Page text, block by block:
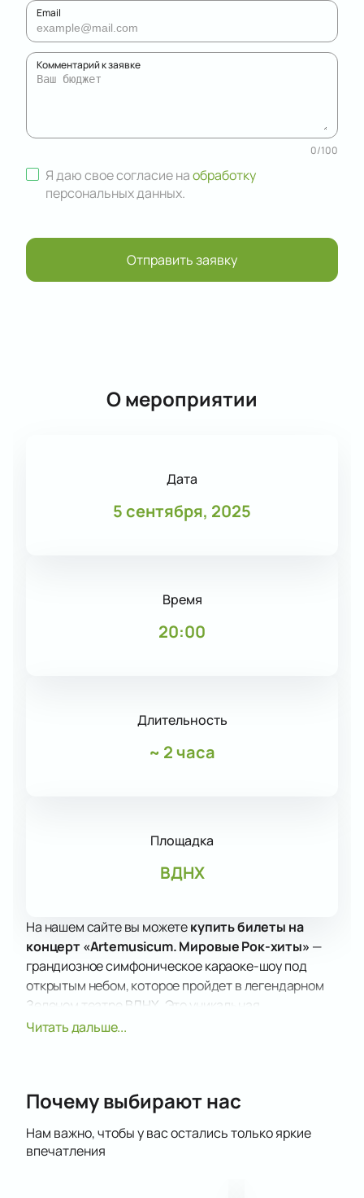
Email
Комментарий к заявке
0/100
Я даю свое согласие наобработку
персональных данных.
Отправить заявку
О мероприятии
Дата
5 сентября, 2025
Время
20:00
Длительность
~ 2 часа
Площадка
ВДНХ
На нашем сайте вы можетекупить билеты на
концерт «Artemusicum. Мировые Рок-хиты» —
грандиозное симфоническое караоке-шоу под
открытым небом, которое пройдет в легендарном
Зеленом театре ВДНХ. Это уникальная
возможность стать частью самого масштабного
мирового и русского рока. Насладитесь живым
Metallica, Pink Floyd, Evanescence, Linkin Park, Арии,
Кино и других. Все композиции прозвучат в
Читать дальше...
Почему выбирают нас
Нам важно, чтобы у вас остались только яркие
впечатления